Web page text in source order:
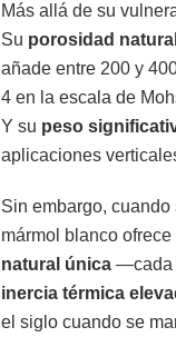
Más allá de su
Su porosidad natural
añade entre 200 y
4 en la escala de
Y su peso
aplicaciones
Sin embargo,
mármol blanco
natural única —cada
inercia térmica
el siglo cuando se